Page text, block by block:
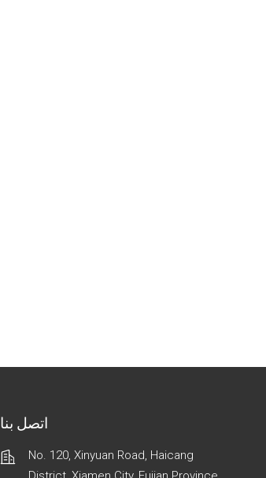
اتصل بنا
No. 120, Xinyuan Road, Haicang